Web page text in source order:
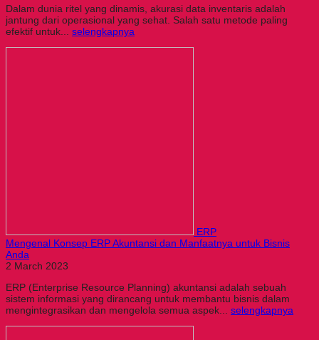
Dalam dunia ritel yang dinamis, akurasi data inventaris adalah
jantung dari operasional yang sehat. Salah satu metode paling
efektif untuk... selengkapnya
ERP
Mengenal Konsep ERP Akuntansi dan Manfaatnya untuk Bisnis
Anda
2 March 2023
ERP (Enterprise Resource Planning) akuntansi adalah sebuah
sistem informasi yang dirancang untuk membantu bisnis dalam
mengintegrasikan dan mengelola semua aspek... selengkapnya